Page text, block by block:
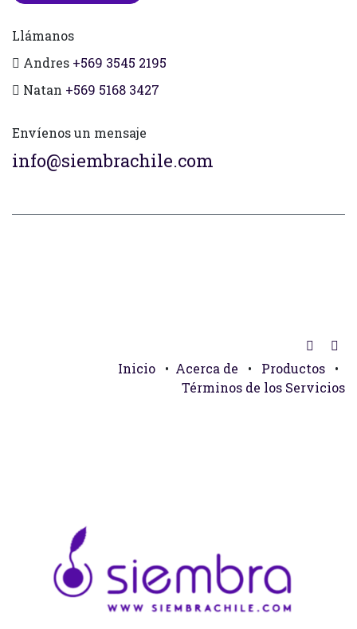
Llámanos
Andres +569 3545 2195
Natan +569 5168 3427
Envíenos un mensaje
info@siembrachile.com
Inicio • Acerca de • Productos
•
Términos de los Servicios